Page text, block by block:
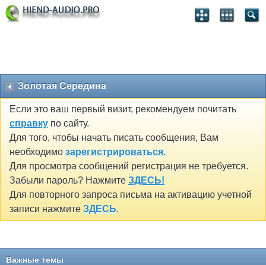
Золотая Середина
Если это ваш первый визит, рекомендуем почитать
справку по сайту.
Для того, чтобы начать писать сообщения, Вам
необходимо зарегистрироваться.
Для просмотра сообщений регистрация не требуется.
Забыли пароль? Нажмите ЗДЕСЬ!
Для повторного запроса письма на активацию учетной
записи нажмите ЗДЕСЬ.
Важные темы